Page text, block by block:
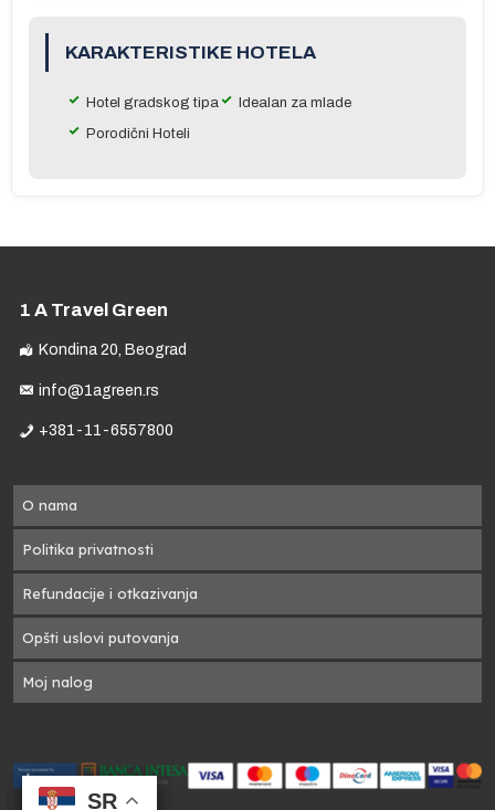
KARAKTERISTIKE HOTELA
Hotel gradskog tipa
Idealan za mlade
Porodični Hoteli
1 A Travel Green
Kondina 20, Beograd
info@1agreen.rs
+381-11-6557800
O nama
Politika privatnosti
Refundacije i otkazivanja
Opšti uslovi putovanja
Moj nalog
SR
SR
SR
SR